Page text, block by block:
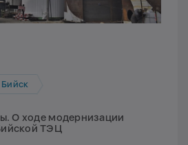
Бийск
О ходе модернизации
ТЭЦ